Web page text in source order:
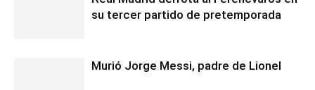
su tercer partido de pretemporada
Murió Jorge Messi, padre de Lionel